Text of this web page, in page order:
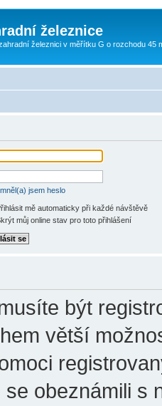
železnice
železnici v měřítku G o rozchodu 45
jsem heslo
mě automaticky při každé návštěvě
můj online stav pro toto přihlášení
být
větší
se obeznámili s